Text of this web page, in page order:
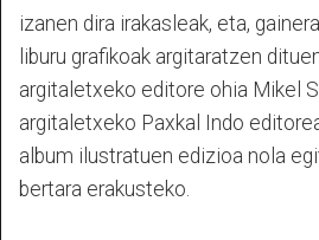
izanen dira irakasleak, eta,
liburu grafikoak argitaratzen
argitaletxeko editore ohia Mikel
argitaletxeko Paxkal Indo
album ilustratuen edizioa nola
bertara erakusteko.